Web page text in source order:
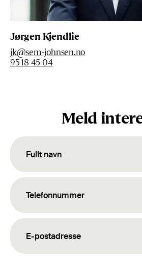
Jørgen Kjendlie
jk@sem-johnsen.no
95 18 45 04
Meld